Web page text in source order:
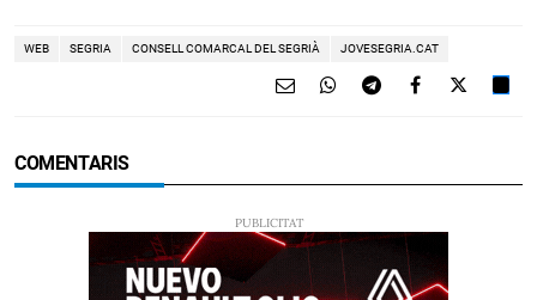
WEB SEGRIA CONSELL COMARCAL DEL SEGRIÀ JOVESEGRIA.CAT
COMENTARIS